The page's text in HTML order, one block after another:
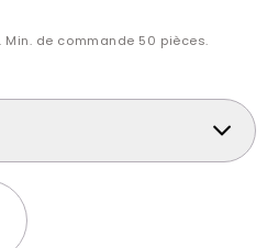
Min. de commande 50 pièces.